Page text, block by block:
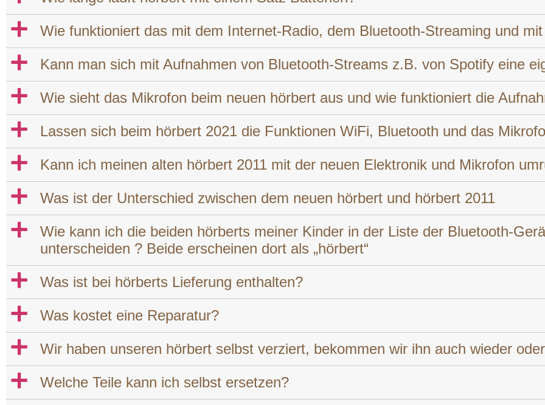
a Wie funktioniert das mit dem Internet-Radio, dem Bluetooth-Streaming und
a Kann man sich mit Aufnahmen von Bluetooth-Streams z.B. von Spotify eine
a Wie sieht das Mikrofon beim neuen hörbert aus und wie funktioniert die
a Lassen sich beim hörbert 2021 die Funktionen WiFi, Bluetooth und das
a Kann ich meinen alten hörbert 2011 mit der neuen Elektronik und Mikrofon
a Was ist der Unterschied zwischen dem neuen hörbert und hörbert 2011
a
Wie kann ich die beiden hörberts meiner Kinder in der Liste der Bluetooth-
unterscheiden ? Beide erscheinen dort als „hörbert“
a Was ist bei hörberts Lieferung enthalten?
a Was kostet eine Reparatur?
a Wir haben unseren hörbert selbst verziert, bekommen wir ihn auch wieder
a Welche Teile kann ich selbst ersetzen?